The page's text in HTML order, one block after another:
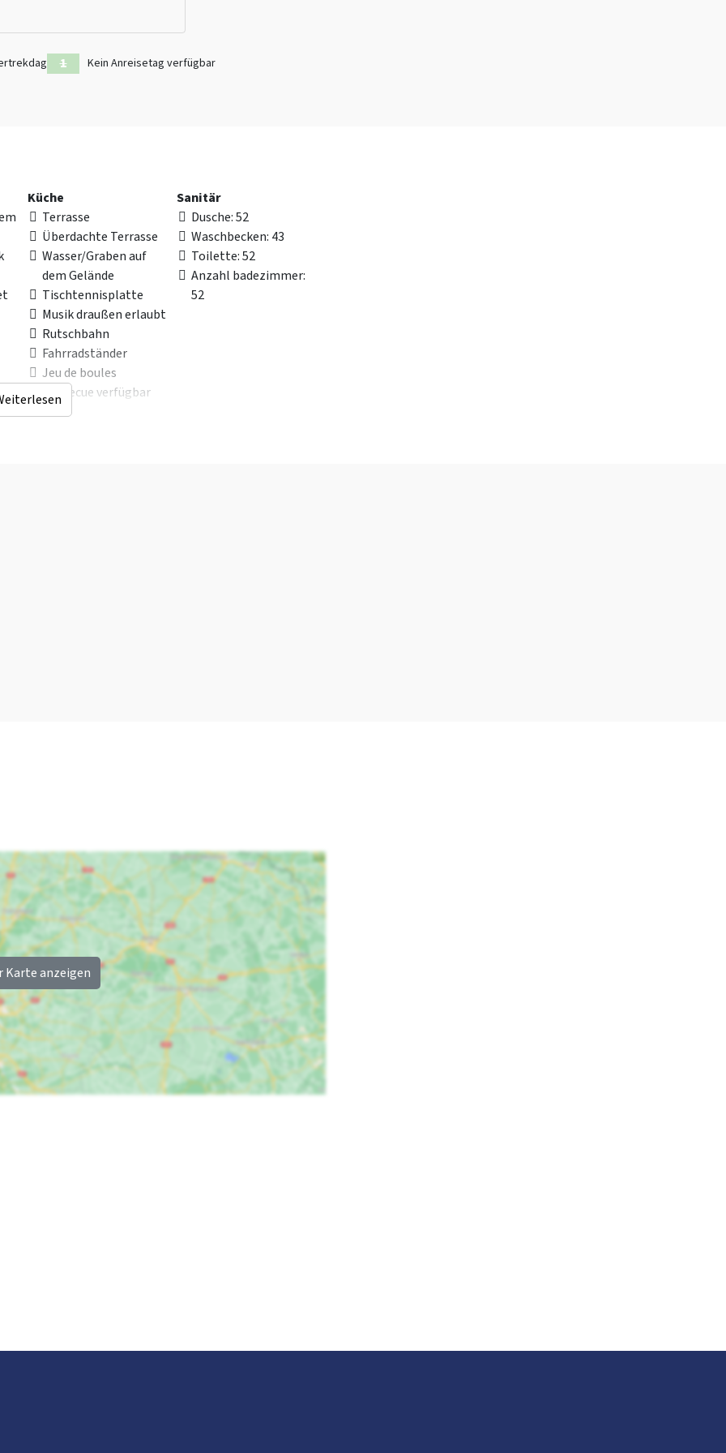
(Flevoland, Friesland und Overijssel) und einer
mit Marschland, Wäldern, Blumenfeldern, Wiesen und
Kein Anreisetag verfügbar
Küche
Terrasse
Überdachte Terrasse
Wasser/Graben auf
dem Gelände
Tischtennisplatte
Musik draußen erlaubt
Rutschbahn
Fahrradständer
Jeu de boules
Barbecue verfügbar
Grillnutzung erlaubt
Sanitär
Dusche: 52
Waschbecken: 43
Toilette: 52
Anzahl badezimmer:
52
Rest
Jetzt nur noch 25 %
Anzahlung
Kindereinrichtungen
Kinderbetten: 5
Kinderstuhl
: 5
Laufstall : 0
Karte anzeigen